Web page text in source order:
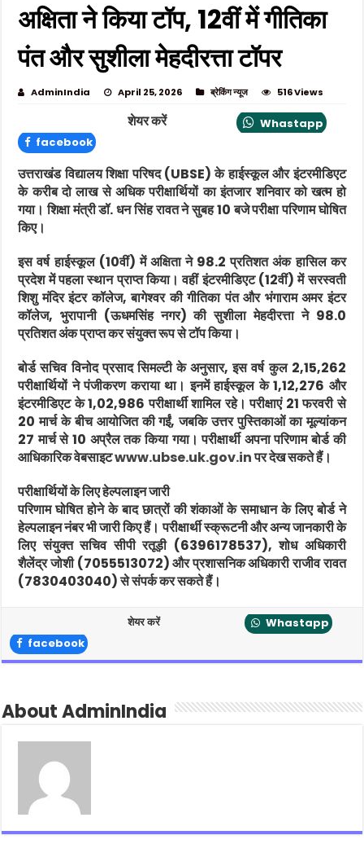
अक्षिता ने किया टॉप, 12वीं में गीतिका
पंत और सुशीला मेहदीरत्ता टॉपर
AdminIndia April 25, 2026 ब्रेकिंग न्यूज 516 Views
शेयर करें
Whastapp
facebook
उत्तराखंड विद्यालय शिक्षा परिषद (UBSE) के हाईस्कूल और इंटरमीडिएट
के करीब दो लाख से अधिक परीक्षार्थियों का इंतजार शनिवार को खत्म हो
गया। शिक्षा मंत्री डॉ. धन सिंह रावत ने सुबह 10 बजे परीक्षा परिणाम घोषित
किए।
इस वर्ष हाईस्कूल (10वीं) में अक्षिता ने 98.2 प्रतिशत अंक हासिल कर
प्रदेश में पहला स्थान प्राप्त किया। वहीं इंटरमीडिएट (12वीं) में सरस्वती
शिशु मंदिर इंटर कॉलेज, बागेश्वर की गीतिका पंत और भंगाराम अमर इंटर
कॉलेज, भुरापानी (ऊधमसिंह नगर) की सुशीला मेहदीरत्ता ने 98.0
प्रतिशत अंक प्राप्त कर संयुक्त रूप से टॉप किया।
बोर्ड सचिव विनोद प्रसाद सिमल्टी के अनुसार, इस वर्ष कुल 2,15,262
परीक्षार्थियों ने पंजीकरण कराया था। इनमें हाईस्कूल के 1,12,276 और
इंटरमीडिएट के 1,02,986 परीक्षार्थी शामिल रहे। परीक्षाएं 21 फरवरी से
20 मार्च के बीच आयोजित की गईं, जबकि उत्तर पुस्तिकाओं का मूल्यांकन
27 मार्च से 10 अप्रैल तक किया गया। परीक्षार्थी अपना परिणाम बोर्ड की
आधिकारिक वेबसाइटwww.ubse.uk.gov.inपर देख सकते हैं।
परीक्षार्थियों के लिए हेल्पलाइन जारी
परिणाम घोषित होने के बाद छात्रों की शंकाओं के समाधान के लिए बोर्ड ने
हेल्पलाइन नंबर भी जारी किए हैं। परीक्षार्थी स्क्रूटनी और अन्य जानकारी के
लिए संयुक्त सचिव सीपी रतूड़ी (6396178537), शोध अधिकारी
शैलेंद्र जोशी (7055513072) और प्रशासनिक अधिकारी राजीव रावत
(7830403040) से संपर्क कर सकते हैं।
शेयर करें
Whastapp
facebook
About AdminIndia